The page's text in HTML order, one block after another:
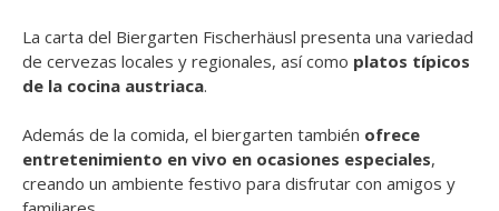
La carta del Biergarten Fischerhäusl presenta una variedad
de cervezas locales y regionales, así como platos típicos
de la cocina austriaca.
Además de la comida, el biergarten también ofrece
entretenimiento en vivo en ocasiones especiales,
creando un ambiente festivo para disfrutar con amigos y